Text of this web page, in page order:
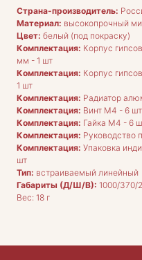
Страна-производитель:
Материал: высокопрочный
Цвет: белый (под покраску)
Комплектация: Корпус
мм - 1 шт
Комплектация: Корпус
1 шт
Комплектация: Радиатор
Комплектация: Винт М4 - 6 шт
Комплектация: Гайка М4 - 6
Комплектация: Руководство
Комплектация: Упаковка
шт
Тип: встраиваемый линейный
Габариты (Д/Ш/В): 1000/370/
Вес: 18 г
Политика